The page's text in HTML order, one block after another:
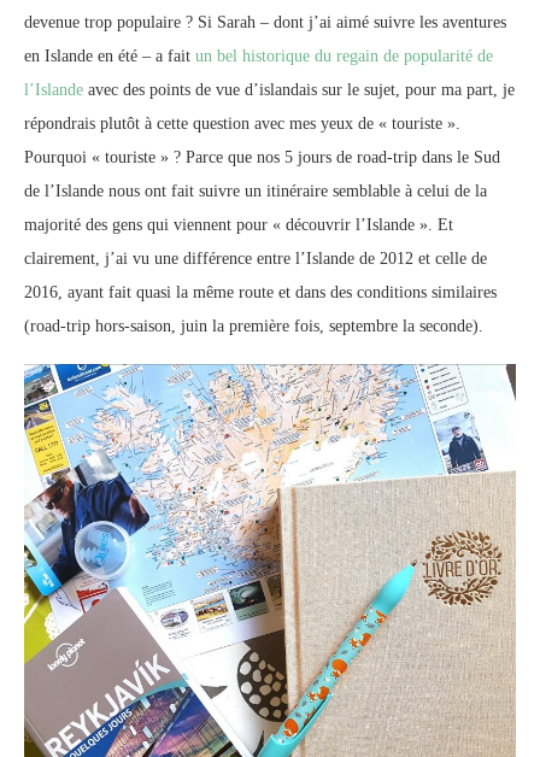
devenue trop populaire ? Si Sarah – dont j’ai aimé suivre les aventures
en Islande en été – a fait un bel historique du regain de popularité de
l’Islande avec des points de vue d’islandais sur le sujet, pour ma part, je
répondrais plutôt à cette question avec mes yeux de « touriste ».
Pourquoi « touriste » ? Parce que nos 5 jours de road-trip dans le Sud
de l’Islande nous ont fait suivre un itinéraire semblable à celui de la
majorité des gens qui viennent pour « découvrir l’Islande ». Et
clairement, j’ai vu une différence entre l’Islande de 2012 et celle de
2016, ayant fait quasi la même route et dans des conditions similaires
(road-trip hors-saison, juin la première fois, septembre la seconde).